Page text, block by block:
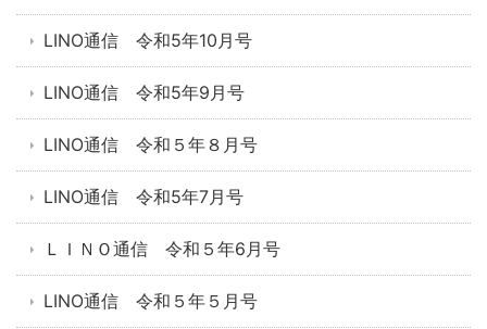
LINO通信 令和5年10月号
LINO通信 令和5年9月号
LINO通信 令和５年８月号
LINO通信 令和5年7月号
ＬＩＮＯ通信 令和５年6月号
LINO通信 令和５年５月号